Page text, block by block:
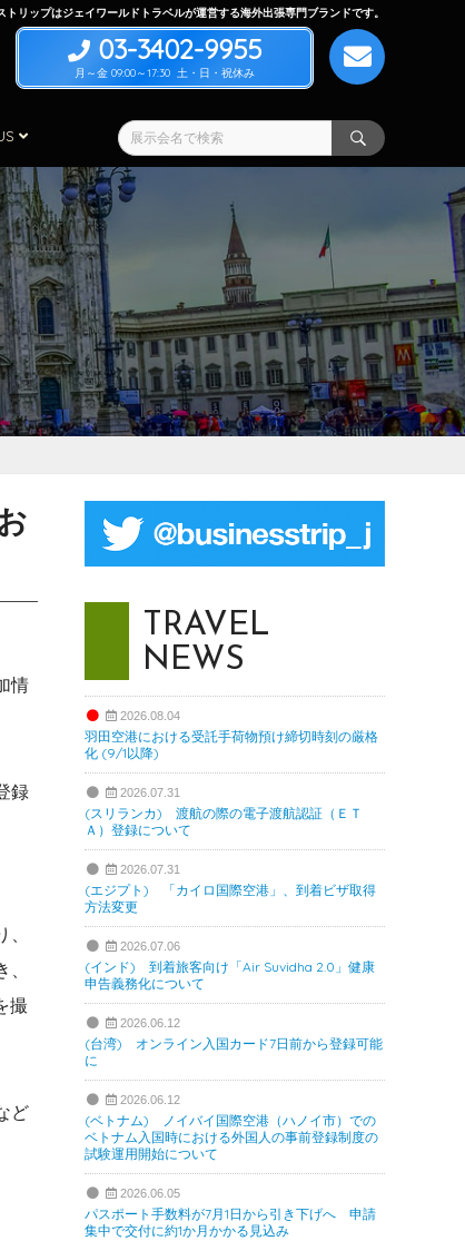
トリップはジェイワールドトラベルが運営する海外出張専門ブランドです。
03-3402-9955
月～金 09:00～17:30 土・日・祝休み
情
録
撮
ど
TRAVEL
NEWS
2026.08.04
羽田空港における受託手荷物預け締切時刻の厳格
化 (9/1以降)
2026.07.31
(スリランカ) 渡航の際の電子渡航認証（ＥＴ
Ａ）登録について
2026.07.31
(エジプト) 「カイロ国際空港」、到着ビザ取得
方法変更
2026.07.06
(インド) 到着旅客向け「Air Suvidha 2.0」健康
申告義務化について
2026.06.12
(台湾) オンライン入国カード7日前から登録可能
に
2026.06.12
(ベトナム) ノイバイ国際空港（ハノイ市）での
ベトナム入国時における外国人の事前登録制度の
試験運用開始について
2026.06.05
パスポート手数料が7月1日から引き下げへ 申請
集中で交付に約1か月かかる見込み